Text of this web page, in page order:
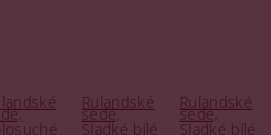
Rulandské
šedé,
Sladké bílé
Rulandské
šedé,
Sladké bílé